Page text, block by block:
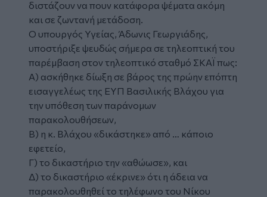
διστάζουν να πουν κατάφορα ψέματα ακόμη
και σε ζωντανή μετάδοση.
Ο υπουργός Υγείας, Άδωνις Γεωργιάδης,
υποστήριξε ψευδώς σήμερα σε τηλεοπτική του
παρέμβαση στον τηλεοπτικό σταθμό ΣΚΑΪ πως:
Α) ασκήθηκε δίωξη σε βάρος της πρώην επόπτη
εισαγγελέως της ΕΥΠ Βασιλικής Βλάχου για
την υπόθεση των παράνομων
παρακολουθήσεων,
Β) η κ. Βλάχου «δικάστηκε» από … κάποιο
εφετείο,
Γ) το δικαστήριο την «αθώωσε», και
Δ) το δικαστήριο «έκρινε» ότι η άδεια να
παρακολουθηθεί το τηλέφωνο του Νίκου